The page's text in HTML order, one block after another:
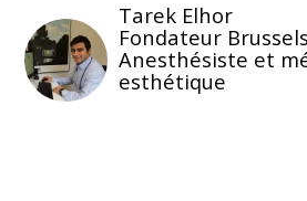
Tarek Elhor
Fondateur
Anesthésiste et
esthétique